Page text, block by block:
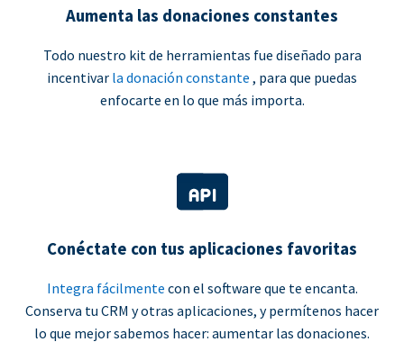
Aumenta las donaciones constantes
Todo nuestro kit de herramientas fue diseñado para
incentivar la donación constante , para que puedas
enfocarte en lo que más importa.
Conéctate con tus aplicaciones favoritas
Integra fácilmente con el software que te encanta.
Conserva tu CRM y otras aplicaciones, y permítenos hacer
lo que mejor sabemos hacer: aumentar las donaciones.